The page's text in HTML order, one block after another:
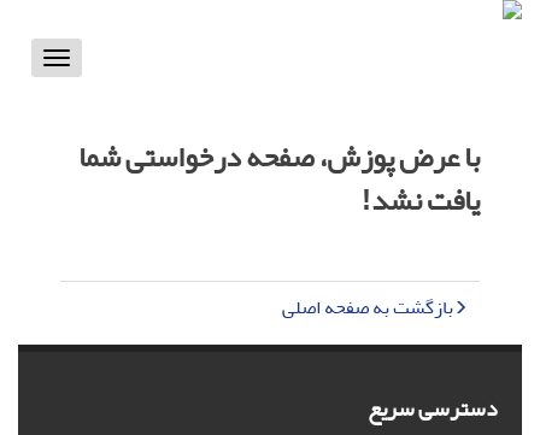
Toggle
با عرض پوزش، صفحه درخواستی شما
یافت نشد!
بازگشت به صفحه اصلی
دسترسی سریع